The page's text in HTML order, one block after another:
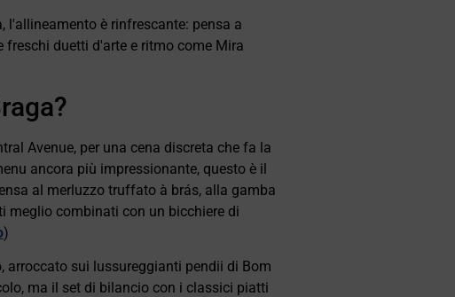
l'allineamento è rinfrescante: pensa a
duetti d'arte e ritmo come Mira
Avenue, per una cena discreta che fa la
ancora più impressionante, questo è il
al merluzzo truffato à brás, alla gamba
meglio combinati con un bicchiere di
)
arroccato sui lussureggianti pendii di Bom
ma il set di bilancio con i classici piatti